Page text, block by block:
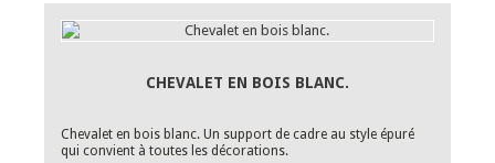
CHEVALET EN BOIS BLANC.
Chevalet en bois blanc. Un support de cadre au style épuré
qui convient à toutes les décorations.